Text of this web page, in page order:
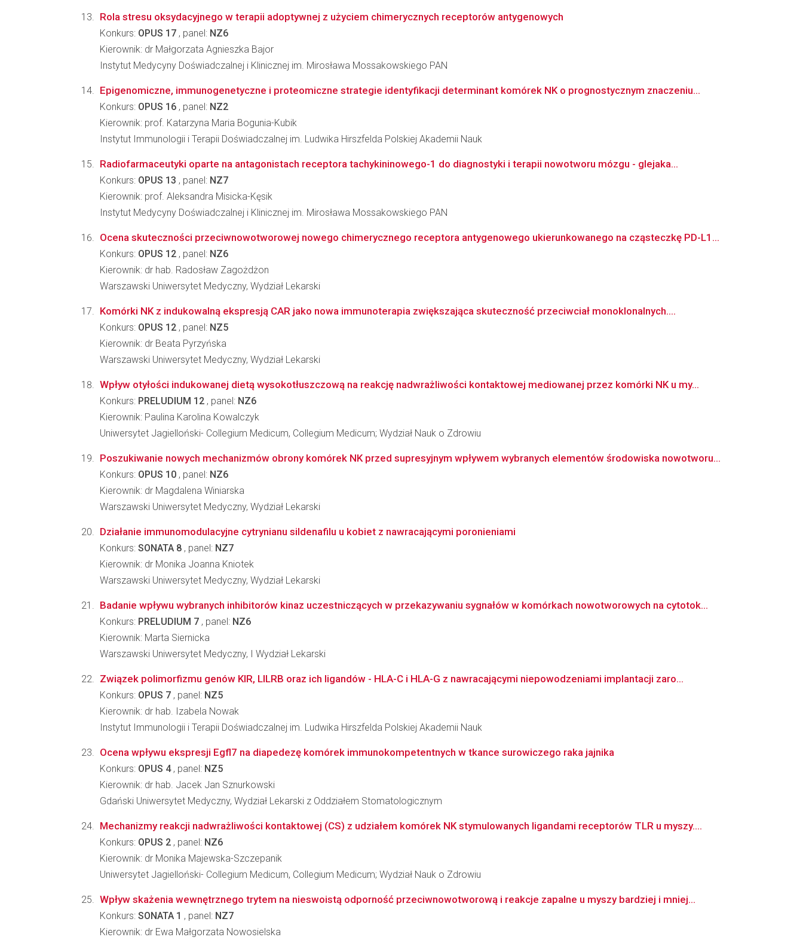
Rola stresu oksydacyjnego w terapii adoptywnej z użyciem chimerycznych receptorów antygenowych
Konkurs: OPUS 17 , panel: NZ6
Kierownik: dr Małgorzata Agnieszka Bajor
Instytut Medycyny Doświadczalnej i Klinicznej im. Mirosława Mossakowskiego PAN
Epigenomiczne, immunogenetyczne i proteomiczne strategie identyfikacji determinant komórek NK o prognostycznym znaczeniu...
Konkurs: OPUS 16 , panel: NZ2
Kierownik: prof. Katarzyna Maria Bogunia-Kubik
Instytut Immunologii i Terapii Doświadczalnej im. Ludwika Hirszfelda Polskiej Akademii Nauk
Radiofarmaceutyki oparte na antagonistach receptora tachykininowego-1 do diagnostyki i terapii nowotworu mózgu - glejaka...
Konkurs: OPUS 13 , panel: NZ7
Kierownik: prof. Aleksandra Misicka-Kęsik
Instytut Medycyny Doświadczalnej i Klinicznej im. Mirosława Mossakowskiego PAN
Ocena skuteczności przeciwnowotworowej nowego chimerycznego receptora antygenowego ukierunkowanego na cząsteczkę PD-L1...
Konkurs: OPUS 12 , panel: NZ6
Kierownik: dr hab. Radosław Zagożdżon
Warszawski Uniwersytet Medyczny, Wydział Lekarski
Komórki NK z indukowalną ekspresją CAR jako nowa immunoterapia zwiększająca skuteczność przeciwciał monoklonalnych....
Konkurs: OPUS 12 , panel: NZ5
Kierownik: dr Beata Pyrzyńska
Warszawski Uniwersytet Medyczny, Wydział Lekarski
Wpływ otyłości indukowanej dietą wysokotłuszczową na reakcję nadwrażliwości kontaktowej mediowanej przez komórki NK u my...
Konkurs: PRELUDIUM 12 , panel: NZ6
Kierownik: Paulina Karolina Kowalczyk
Uniwersytet Jagielloński- Collegium Medicum, Collegium Medicum; Wydział Nauk o Zdrowiu
Poszukiwanie nowych mechanizmów obrony komórek NK przed supresyjnym wpływem wybranych elementów środowiska nowotworu...
Konkurs: OPUS 10 , panel: NZ6
Kierownik: dr Magdalena Winiarska
Warszawski Uniwersytet Medyczny, Wydział Lekarski
Działanie immunomodulacyjne cytrynianu sildenafilu u kobiet z nawracającymi poronieniami
Konkurs: SONATA 8 , panel: NZ7
Kierownik: dr Monika Joanna Kniotek
Warszawski Uniwersytet Medyczny, Wydział Lekarski
Badanie wpływu wybranych inhibitorów kinaz uczestniczących w przekazywaniu sygnałów w komórkach nowotworowych na cytotok...
Konkurs: PRELUDIUM 7 , panel: NZ6
Kierownik: Marta Siernicka
Warszawski Uniwersytet Medyczny, I Wydział Lekarski
Związek polimorfizmu genów KIR, LILRB oraz ich ligandów - HLA-C i HLA-G z nawracającymi niepowodzeniami implantacji zaro...
Konkurs: OPUS 7 , panel: NZ5
Kierownik: dr hab. Izabela Nowak
Instytut Immunologii i Terapii Doświadczalnej im. Ludwika Hirszfelda Polskiej Akademii Nauk
Ocena wpływu ekspresji Egfl7 na diapedezę komórek immunokompetentnych w tkance surowiczego raka jajnika
Konkurs: OPUS 4, panel: NZ5
Kierownik: dr hab. Jacek Jan Sznurkowski
Gdański Uniwersytet Medyczny, Wydział Lekarski z Oddziałem Stomatologicznym
Mechanizmy reakcji nadwrażliwości kontaktowej (CS) z udziałem komórek NK stymulowanych ligandami receptorów TLR u myszy....
Konkurs: OPUS 2 , panel: NZ6
Kierownik: dr Monika Majewska-Szczepanik
Uniwersytet Jagielloński- Collegium Medicum, Collegium Medicum; Wydział Nauk o Zdrowiu
Wpływ skażenia wewnętrznego trytem na nieswoistą odporność przeciwnowotworową i reakcje zapalne u myszy bardziej i mniej...
Konkurs: SONATA 1 , panel: NZ7
Kierownik: dr Ewa Małgorzata Nowosielska